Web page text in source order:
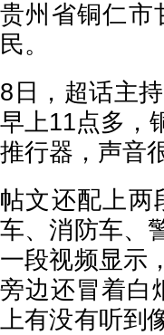
贵州省铜仁市
民。
8日，超话主
早上11点多，
推行器，声音
帖文还配上两
车、消防车、
一段视频显示
旁边还冒着白
上有没有听到